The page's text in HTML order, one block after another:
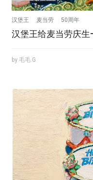
汉堡王 麦当劳 50周年
汉堡王给麦当劳庆
by 毛毛.G